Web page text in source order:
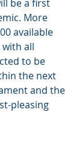
be a first
More
available
all
to be
the next
and the
pleasing